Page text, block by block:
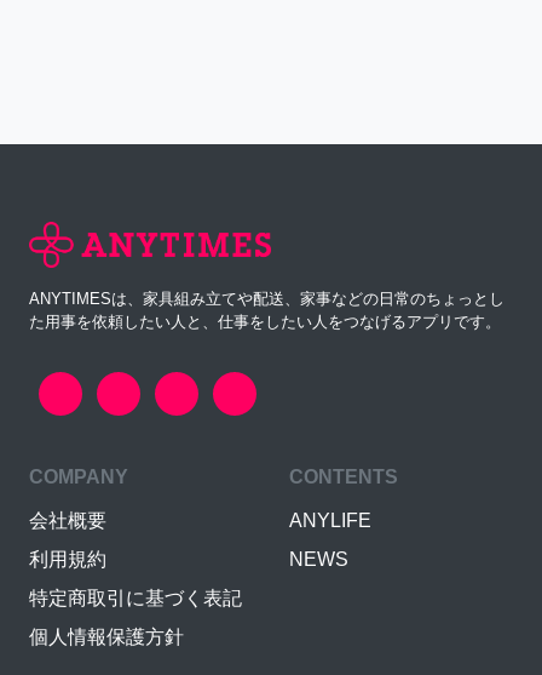
ANYTIMESは、家具組み立てや配送、家事などの日常のちょっとし
た用事を依頼したい人と、仕事をしたい人をつなげるアプリです。
COMPANY
会社概要
利用規約
特定商取引に基づく表記
個人情報保護方針
CONTENTS
ANYLIFE
NEWS